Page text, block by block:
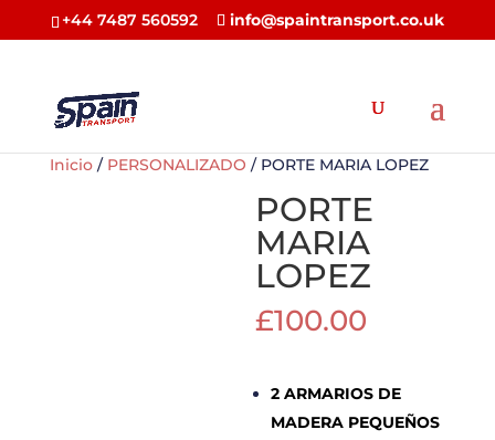
+44 7487 560592 info@spaintransport.co.uk
Inicio/ PERSONALIZADO / PORTE MARIA LOPEZ
PORTE
MARIA
LOPEZ
£100.00
2 ARMARIOS DE
MADERA PEQUEÑOS